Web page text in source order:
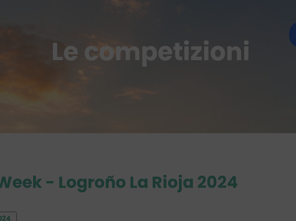
Le competizioni
- Logroño La Rioja 2024